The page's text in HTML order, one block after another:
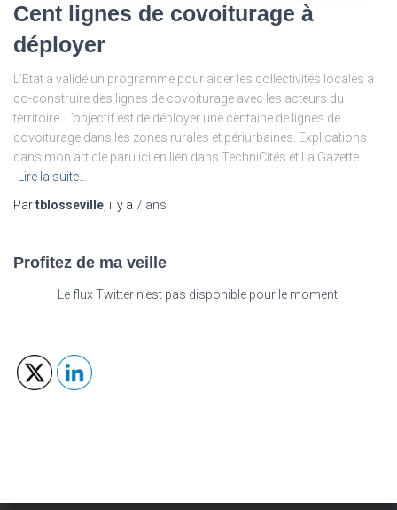
Cent lignes de covoiturage à
déployer
L’Etat a validé un programme pour aider les collectivités locales à
co-construire des lignes de covoiturage avec les acteurs du
territoire. L’objectif est de déployer une centaine de lignes de
covoiturage dans les zones rurales et périurbaines. Explications
dans mon article paru ici en lien dans TechniCités et La Gazette
Lire la suite…
Partblosseville, il y a 7 ans
Profitez de ma veille
Le flux Twitter n’est pas disponible pour le moment.